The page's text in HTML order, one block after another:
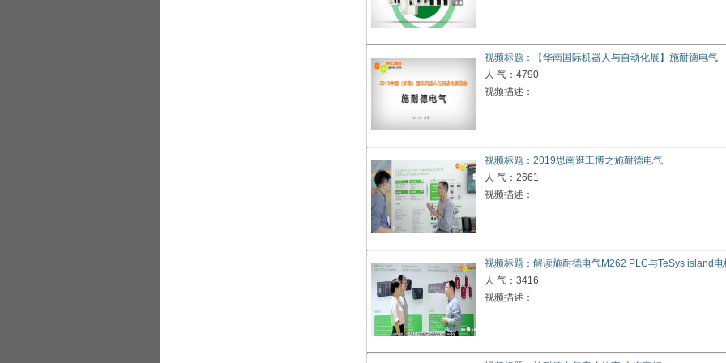
视频标题：【华南国际机器人与自动化展】施耐德电气
人 气：4790
视频描述：
视频标题：2019思南逛工博之施耐德电气
人 气：2661
视频描述：
视频标题：解读施耐德电气M262 PLC与TeSys island电
人 气：3416
视频描述：